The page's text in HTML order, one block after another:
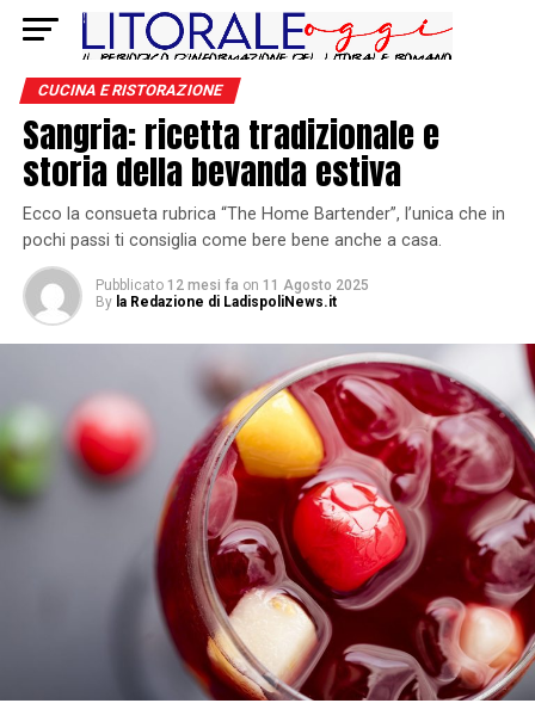
CUCINA E RISTORAZIONE
Sangria: ricetta tradizionale e
storia della bevanda estiva
Ecco la consueta rubrica “The Home Bartender”, l’unica che in
pochi passi ti consiglia come bere bene anche a casa.
Pubblicato 12 mesi fa on 11 Agosto 2025
By la Redazione di LadispoliNews.it